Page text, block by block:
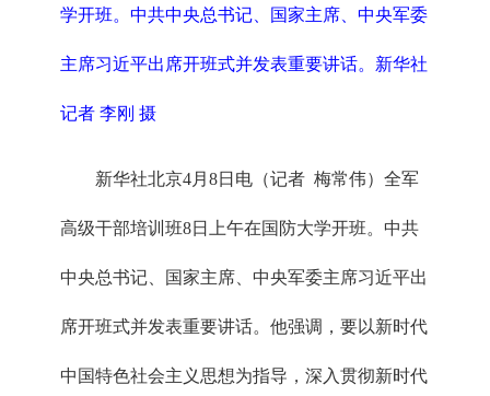
学开班。中共中央总书记、国家主席、中央军委
主席习近平出席开班式并发表重要讲话。 新华社
记者 李刚 摄
新华社北京4月8日电（记者 梅常伟）全军
高级干部培训班8日上午在国防大学开班。中共
中央总书记、国家主席、中央军委主席习近平出
席开班式并发表重要讲话。他强调，要以新时代
中国特色社会主义思想为指导，深入贯彻新时代